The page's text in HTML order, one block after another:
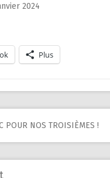
2024
Plus
POUR NOS TROISIÈMES !